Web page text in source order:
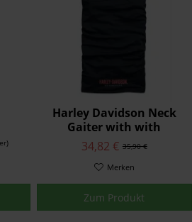
Harley Davidson Neck
Gaiter with with
CoolCore™ Technology
Schwarz 98191-18V
35,90 €
34,82 €
Merken
Zum Produkt